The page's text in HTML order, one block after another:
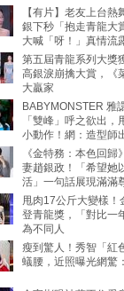
【有片】老友上台
銀下秒「抱走青龍大
大喊「呀！」真情流
第五屆青龍系列大獎
高銀淚崩擒大賞，《
大贏家
BABYMONSTER 雅
「雙峰」呼之欲出，
小動作！網：造型師
《金特務：本色回
妻趙銀政！「希望她
活」一句話展現滿滿
甩肉17公斤大變樣！
登青龍獎，「對比一
為不同人
瘦到驚人！秀智「紅
蟻腰，近照曝光網驚